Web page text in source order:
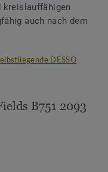
kreislauffähigen
auch nach dem
DESSO
B751 2093